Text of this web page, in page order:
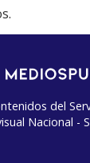
del
Nacional -